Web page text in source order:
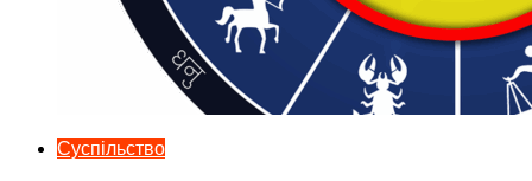
Суспільство